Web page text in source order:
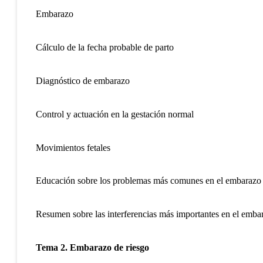
Embarazo
Cálculo de la fecha probable de parto
Diagnóstico de embarazo
Control y actuación en la gestación normal
Movimientos fetales
Educación sobre los problemas más comunes en el embarazo
Resumen sobre las interferencias más importantes en el
Tema 2. Embarazo de riesgo